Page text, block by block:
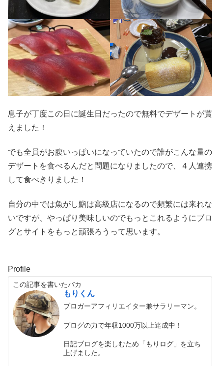
息子が丁度この日に誕生日だったので無料でデザートが貰
えました！
でも全員がお腹いっぱいになっていたので誰がこんな量の
デザートを食べるんだと問題になりましたので、４人連携
して食べきりました！
自分の中では魚がし鮨は高級店になるので頻繁には来れな
いですが、やっぱり美味しいのでもっとこれるようにブロ
グとサイトをもっと頑張ろうって思います。
Profile
この記事を書いたバカ
もりくん
ブロガーアフィリエイター兼サラリーマン。
ブログの力で年収1000万以上達成中！
日記ブログを楽しむため「もりログ」を立ち
上げました。